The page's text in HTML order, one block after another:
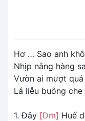
Hơ … Sao anh
Nhịp nắng hàng
Vườn ai mượt
Lá liễu buông
1. Ðây [Dm] Huế